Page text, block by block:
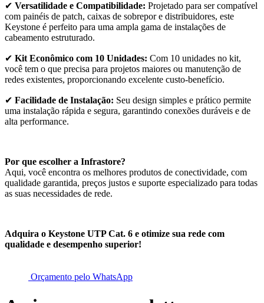
✔ Versatilidade e Compatibilidade: Projetado para ser compatível
com painéis de patch, caixas de sobrepor e distribuidores, este
Keystone é perfeito para uma ampla gama de instalações de
cabeamento estruturado.
✔ Kit Econômico com 10 Unidades: Com 10 unidades no kit,
você tem o que precisa para projetos maiores ou manutenção de
redes existentes, proporcionando excelente custo-benefício.
✔ Facilidade de Instalação: Seu design simples e prático permite
uma instalação rápida e segura, garantindo conexões duráveis e de
alta performance.
Por que escolher a Infrastore?
Aqui, você encontra os melhores produtos de conectividade, com
qualidade garantida, preços justos e suporte especializado para todas
as suas necessidades de rede.
Adquira o Keystone UTP Cat. 6 e otimize sua rede com
qualidade e desempenho superior!
Orçamento pelo WhatsApp